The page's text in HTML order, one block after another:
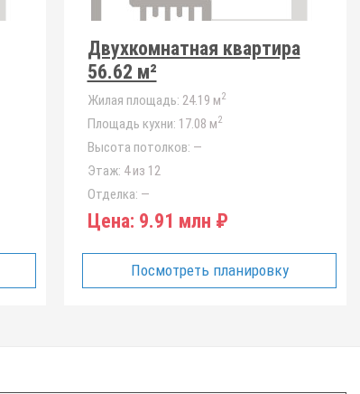
Двухкомнатная квартира
56.62 м²
Жилая площадь: 24.19 м2
Площадь кухни: 17.08 м2
Высота потолков: —
Этаж: 4 из 12
Отделка: —
Цена: 9.91 млн ₽
Посмотреть планировку